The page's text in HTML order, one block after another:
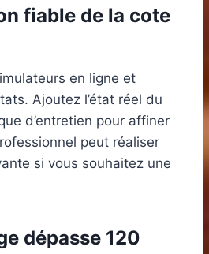
fiable de la cote
en ligne et
Ajoutez l’état réel du
d’entretien pour affiner
peut réaliser
si vous souhaitez une
dépasse 120